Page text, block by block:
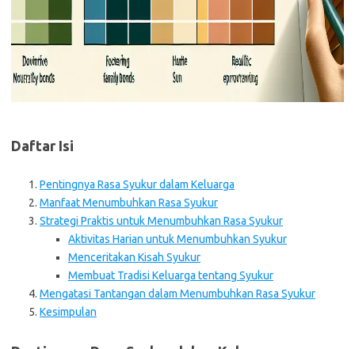
Daftar Isi
Pentingnya Rasa Syukur dalam Keluarga
Manfaat Menumbuhkan Rasa Syukur
Strategi Praktis untuk Menumbuhkan Rasa Syukur
Aktivitas Harian untuk Menumbuhkan Syukur
Menceritakan Kisah Syukur
Membuat Tradisi Keluarga tentang Syukur
Mengatasi Tantangan dalam Menumbuhkan Rasa Syukur
Kesimpulan